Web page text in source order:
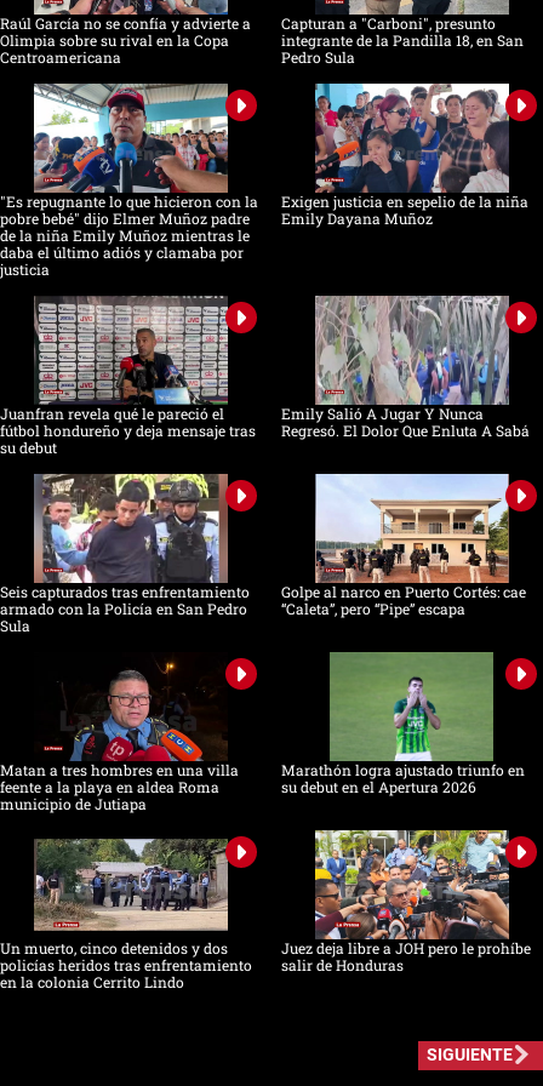
Raúl García no se confía y advierte a
Olimpia sobre su rival en la Copa
Centroamericana
Capturan a "Carboni", presunto
integrante de la Pandilla 18, en San
Pedro Sula
"Es repugnante lo que hicieron con la
pobre bebé" dijo Elmer Muñoz padre
de la niña Emily Muñoz mientras le
daba el último adiós y clamaba por
justicia
Exigen justicia en sepelio de la niña
Emily Dayana Muñoz
Juanfran revela qué le pareció el
fútbol hondureño y deja mensaje tras
su debut
Emily Salió A Jugar Y Nunca
Regresó. El Dolor Que Enluta A Sabá
Seis capturados tras enfrentamiento
armado con la Policía en San Pedro
Sula
Golpe al narco en Puerto Cortés: cae
“Caleta”, pero “Pipe” escapa
Matan a tres hombres en una villa
feente a la playa en aldea Roma
municipio de Jutiapa
Marathón logra ajustado triunfo en
su debut en el Apertura 2026
Un muerto, cinco detenidos y dos
policías heridos tras enfrentamiento
en la colonia Cerrito Lindo
Juez deja libre a JOH pero le prohíbe
salir de Honduras
SIGUIENTE